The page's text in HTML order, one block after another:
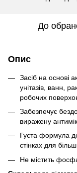
До
Опис
Засіб на основі
унітазів, ванн,
робочих
Забезпечує
виражену
Густа формула
стінках для
Не містить